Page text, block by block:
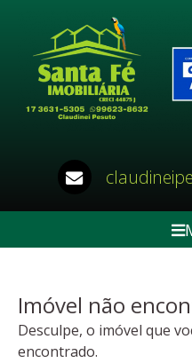
Imóvel não
Desculpe, o imóvel que
encontrado.